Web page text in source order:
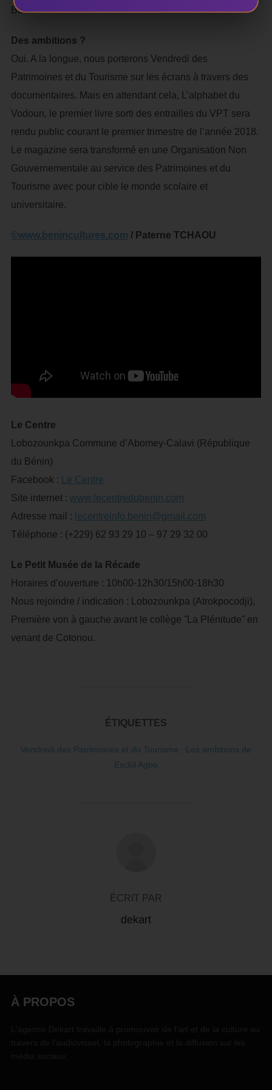
Bénin.
Des ambitions ?
Oui. A la longue, nous porterons Vendredi des
Patrimoines et du Tourisme sur les écrans à travers des
documentaires. Mais en attendant cela, L’alphabet du
Vodoun, le premier livre sorti des entrailles du VPT sera
rendu public courant le premier trimestre de l’année 2018.
Le magazine sera transformé en une Organisation Non
Gouvernementale au service des Patrimoines et du
Tourisme avec pour cible le monde scolaire et
universitaire.
©www.benincultures.com / Paterne TCHAOU
Le Centre
Lobozounkpa Commune d’Abomey-Calavi (République
du Bénin)
Facebook :
Le Centre
Site internet : www.lecentredubenin.com
Adresse mail : lecentreinfo.benin@gmail.com
Téléphone : (+229) 62 93 29 10 – 97 29 32 00
Le Petit Musée de la Récade
Horaires d’ouverture : 10h00-12h30/15h00-18h30
Nous rejoindre / indication : Lobozounkpa (Atrokpocodji),
Première von à gauche avant le collège ˝La Plénitude˝ en
venant de Cotonou.
ÉTIQUETTES
Vendredi des Patrimoines et du Tourisme : Les ambitions de
Esckil Agbo
ÉCRIT PAR
dekart
À PROPOS